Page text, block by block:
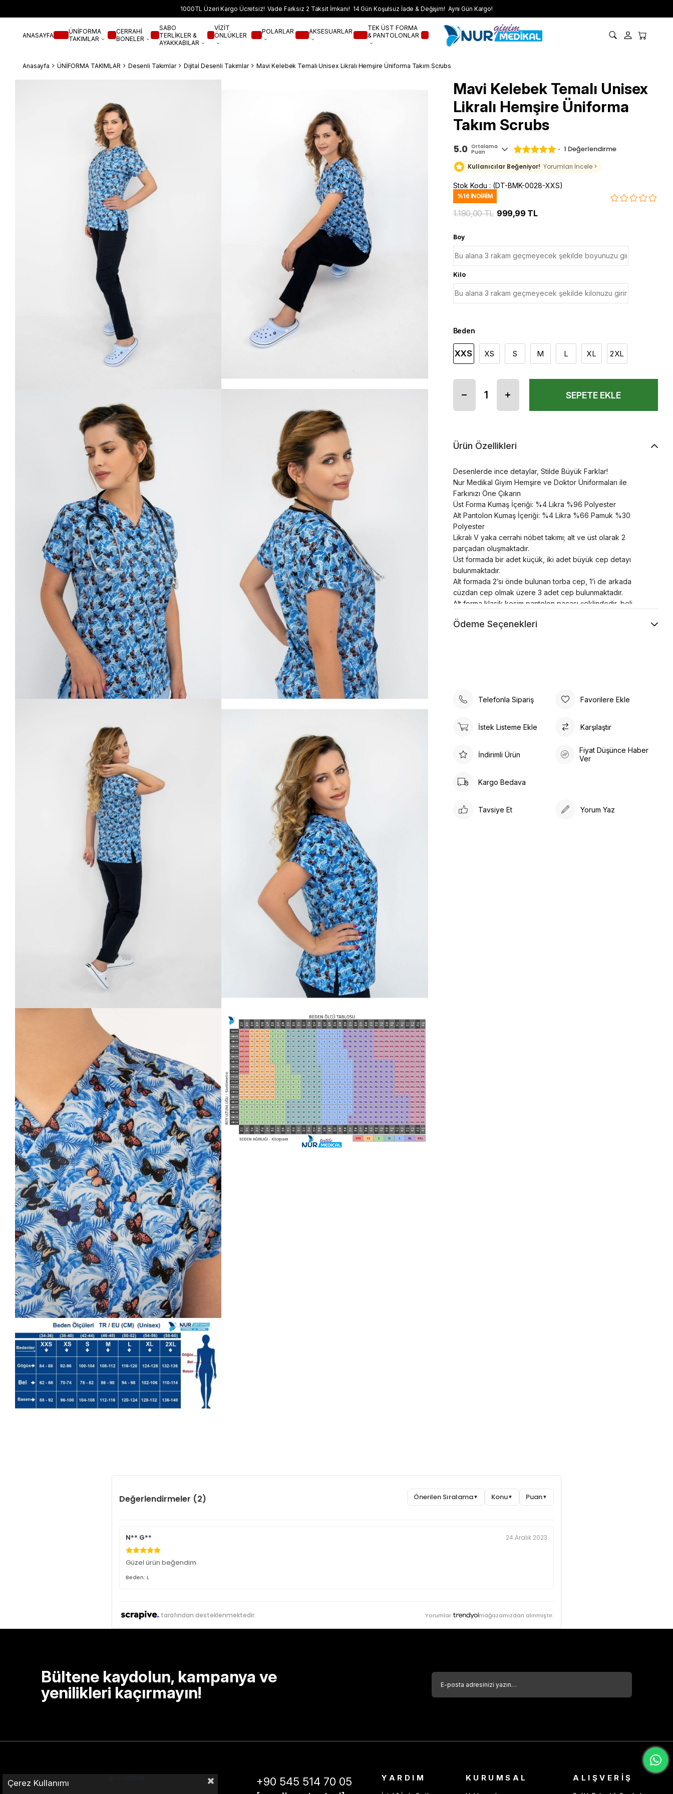
1000TL Üzeri Kargo Ücretsiz! Vade Farksız 2 Taksit İmkanı! 14 Gün Koşulsuz İade & Değişim! Aynı Gün Kargo!
ANASAYFA
ÜNİFORMA
TAKIMLAR
CERRAHİ
BONELER
SABO
TERLİKLER &
AYAKKABILAR
VİZİT
ÖNLÜKLER
POLARLAR AKSESUARLAR
TEK ÜST FORMA
& PANTOLONLAR
Anasayfa ÜNİFORMA TAKIMLAR Desenli Takımlar Dijital Desenli Takımlar Mavi Kelebek Temalı Unisex Likralı Hemşire Üniforma Takım Scrubs
Mavi Kelebek Temalı Unisex
Likralı Hemşire Üniforma
Takım Scrubs
5.0 Ortalama
Puan 1 Değerlendirme
Kullanıcılar Beğeniyor! Yorumları İncele >
Stok Kodu (DT-BMK-0028-XXS)
%16 İNDIRIM
1.190,00 TL 999,99 TL
Boy
Kilo
Beden
XXS XS S M L XL 2XL
Ürün Özellikleri
Desenlerde ince detaylar, Stilde Büyük Farklar!
Nur Medikal Giyim Hemşire ve Doktor Üniformaları ile
Farkınızı Öne Çıkarın
Üst Forma Kumaş İçeriği: %4 Likra %96 Polyester
Alt Pantolon Kumaş İçeriği: %4 Likra %66 Pamuk %30
Polyester
Likralı V yaka cerrahi nöbet takımı; alt ve üst olarak 2
parçadan oluşmaktadır.
Üst formada bir adet küçük, iki adet büyük cep detayı
bulunmaktadır.
Alt formada 2’si önde bulunan torba cep, 1’i de arkada
cüzdan cep olmak üzere 3 adet cep bulunmaktadır.
Alt forma klasik kesim pantolon paçası şeklindedir, beli
Cerrahi takımlar unisex’dir.
Özellikle hemşire forması takım modelleri söz konusu
yer alırlar.
Ödeme Seçenekleri
Telefonla Sipariş Favorilere Ekle
İstek Listeme Ekle Karşılaştır
İndirimli Ürün
Fiyat Düşünce Haber
Ver
Kargo Bedava
Tavsiye Et Yorum Yaz
Değerlendirmeler (2) Önerilen Sıralama▼ Konu▼ Puan▼
N** G** 24 Aralık 2023
Güzel ürün beğendim
Beden: L
tarafından desteklenmektedir. Yorumlar mağazamızdan alınmıştır.
Bültene kaydolun, kampanya ve
yenilikleri kaçırmayın!
+90 545 514 70 05
YARDIM KURUMSAL ALIŞVERİŞ
Çerez Kullanımı